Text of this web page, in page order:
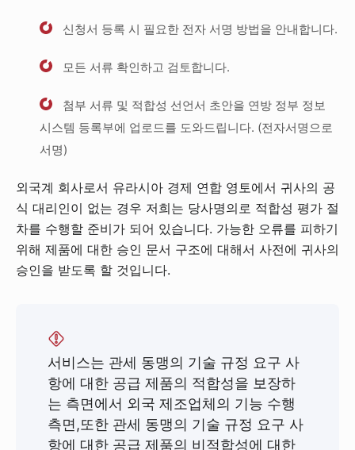
신청서 등록 시 필요한 전자 서명 방법을 안내합니다.
모든 서류 확인하고 검토합니다.
첨부 서류 및 적합성 선언서 초안을 연방 정부 정보
시스템 등록부에 업로드를 도와드립니다. (전자서명으로
서명)
외국계 회사로서 유라시아 경제 연합 영토에서 귀사의 공
식 대리인이 없는 경우 저희는 당사명의로 적합성 평가 절
차를 수행할 준비가 되어 있습니다. 가능한 오류를 피하기
위해 제품에 대한 승인 문서 구조에 대해서 사전에 귀사의
승인을 받도록 할 것입니다.
서비스는 관세 동맹의 기술 규정 요구 사
항에 대한 공급 제품의 적합성을 보장하
는 측면에서 외국 제조업체의 기능 수행
측면,또한 관세 동맹의 기술 규정 요구 사
항에 대한 공급 제품의 비적합성에 대한